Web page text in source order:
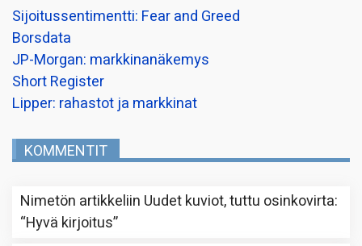
Sijoitussentimentti: Fear and Greed
Borsdata
JP-Morgan: markkinanäkemys
Short Register
Lipper: rahastot ja markkinat
KOMMENTIT
Nimetön artikkeliin Uudet kuviot, tuttu osinkovirta:
“Hyvä kirjoitus”